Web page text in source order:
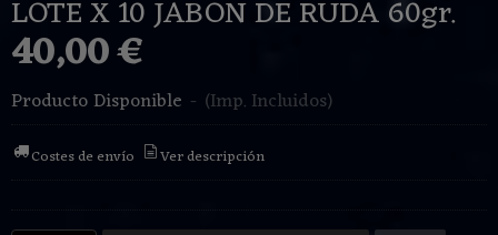
LOTE X 10 JABON DE RUDA 60gr.
40,00 €
Producto Disponible - (Imp. Incluidos)
Costes de envío Ver descripción